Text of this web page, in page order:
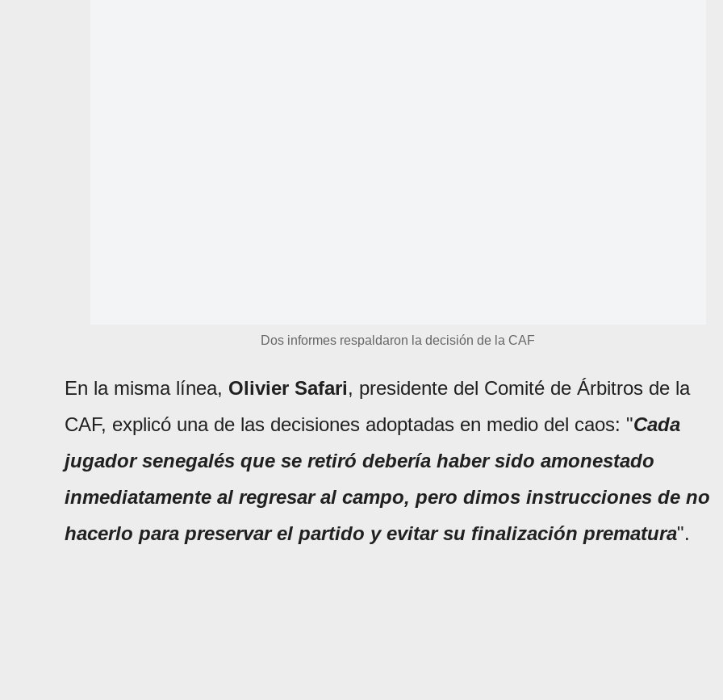
Dos informes respaldaron la decisión de la CAF
En la misma línea, Olivier Safari, presidente del Comité de Árbitros de la
CAF, explicó una de las decisiones adoptadas en medio del caos: "Cada
jugador senegalés que se retiró debería haber sido amonestado
inmediatamente al regresar al campo, pero dimos instrucciones de no
hacerlo para preservar el partido y evitar su finalización prematura".